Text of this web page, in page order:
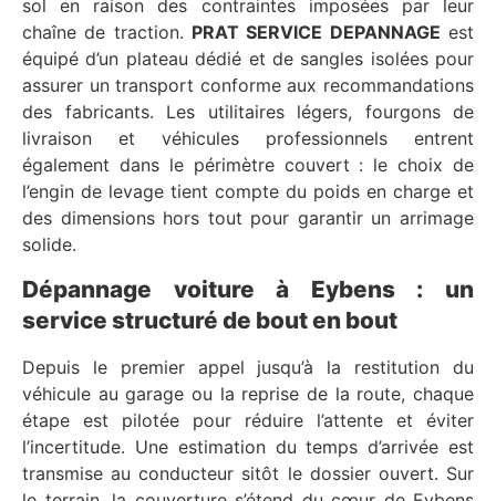
sol en raison des contraintes imposées par leur
chaîne de traction. PRAT SERVICE DEPANNAGE est
équipé d’un plateau dédié et de sangles isolées pour
assurer un transport conforme aux recommandations
des fabricants. Les utilitaires légers, fourgons de
livraison et véhicules professionnels entrent
également dans le périmètre couvert : le choix de
l’engin de levage tient compte du poids en charge et
des dimensions hors tout pour garantir un arrimage
solide.
Dépannage voiture à Eybens : un
service structuré de bout en bout
Depuis le premier appel jusqu’à la restitution du
véhicule au garage ou la reprise de la route, chaque
étape est pilotée pour réduire l’attente et éviter
l’incertitude. Une estimation du temps d’arrivée est
transmise au conducteur sitôt le dossier ouvert. Sur